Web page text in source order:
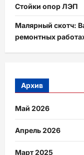
Стойки опор ЛЭП
Малярный скотч:
ремонтных
Архив
Май 2026
Апрель 2026
Март 2025